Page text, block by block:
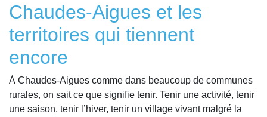
Chaudes-Aigues et les
territoires qui tiennent
encore
À Chaudes-Aigues comme dans beaucoup de communes
rurales, on sait ce que signifie tenir. Tenir une activité, tenir
une saison, tenir l’hiver, tenir un village vivant malgré la